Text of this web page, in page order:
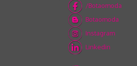
/Botaomoda
Botaomoda
Instagram
Linkedin